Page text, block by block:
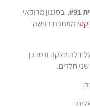
בסגנון מרוקאי,
ממתכת בגישה
דלת חלקה וכמו כן
חללים.